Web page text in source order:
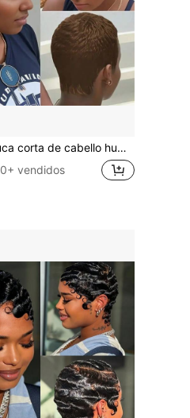
rizado estilo pixie, peluca de cabello humano para mujer con línea del cabello previamente delineada, totalmente elaborada a máquina
vendidos